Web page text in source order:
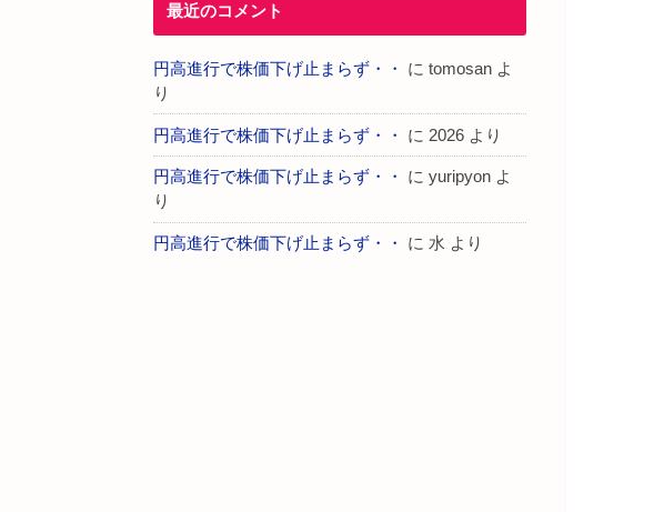
最近のコメント
円高進行で株価下げ止まらず・・ に tomosan よ
り
円高進行で株価下げ止まらず・・ に 2026 より
円高進行で株価下げ止まらず・・ に yuripyon よ
り
円高進行で株価下げ止まらず・・ に 水 より